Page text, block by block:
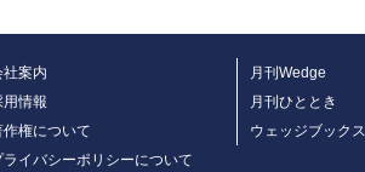
社案内
用情報
作権について
ライバシーポリシーについて
月刊Wedge
月刊ひととき
ウェッジブックス